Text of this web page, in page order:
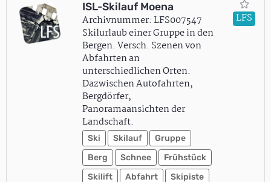
ISL-Skilauf Moena
Archivnummer: LFS007547
Skilurlaub einer Gruppe in den
Bergen. Versch. Szenen von
Abfahrten an
unterschiedlichen Orten.
Dazwischen Autofahrten,
Bergdörfer,
Panoramaansichten der
Landschaft.
Ski Skilauf
Gruppe
Berg
Schnee
Frühstück
Skilift
Abfahrt
Skipiste
LFS